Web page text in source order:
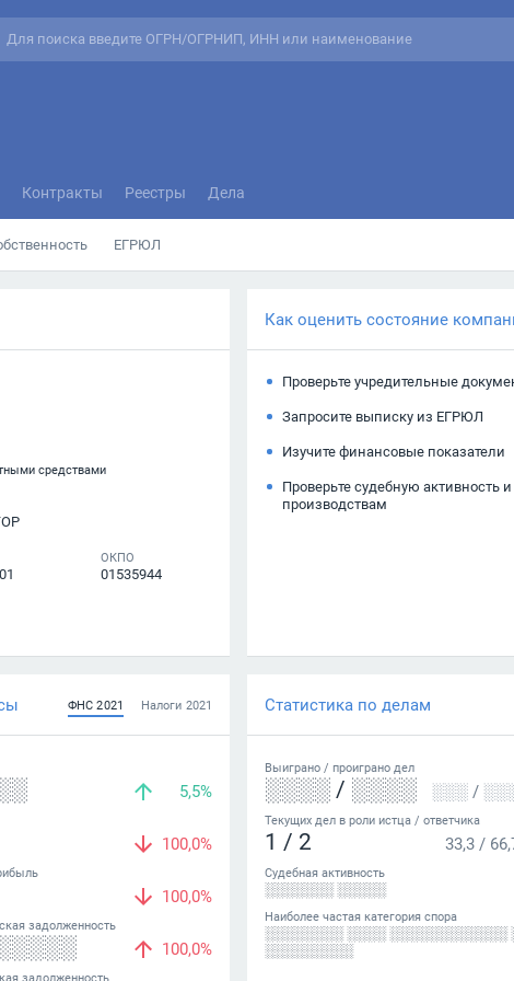
Контракты Реестры Дела
ЕГРЮЛ
средствами
ОКПО
01535944
Как оценить состояние
Проверьте учредительные
Запросите выписку из ЕГРЮЛ
Изучите финансовые показатели
Проверьте судебную активность
производствам
ФНС 2021 Налоги 2021
5,5%
100,0%
100,0%
задолженность
100,0%
задолженность
Статистика по делам
Выиграно / проиграно дел
░░░░ / ░░░░ ░░░ /
Текущих дел в роли истца / ответчика
1 / 2 33,3 /
Судебная активность
░░░░░░░ ░░░░░
Наиболее частая категория спора
░░░░░░░░ ░░░░ ░░░░░░░░░░░░
░░░░░░░░░